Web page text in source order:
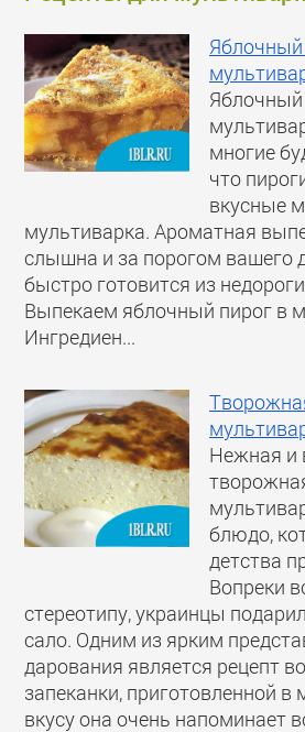
Яблочный
Яблочный
многие
что
вкусные
мультиварка. Ароматная
слышна и за порогом вашего
быстро готовится из
Выпекаем яблочный пирог в
Ингредиен...
Нежная и
блюдо,
детства
Вопреки
стереотипу, украинцы
сало. Одним из ярким
дарования является рецепт
запеканки, приготовленной в
вкусу она очень напоминает